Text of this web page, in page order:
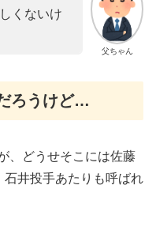
父ちゃん
くないけ
ろうけど…
、どうせそこには佐藤
井投手あたりも呼ばれ